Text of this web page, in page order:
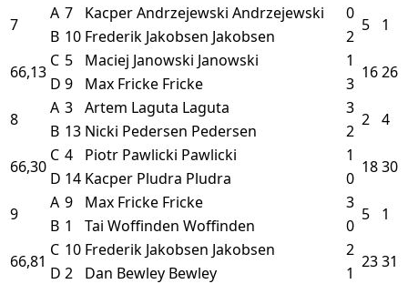
7
A 7 Kacper Andrzejewski Andrzejewski 0
5 1
B 10 Frederik Jakobsen Jakobsen
2
66,13
C 5 Maciej Janowski Janowski 1
1626
D 9 Max Fricke Fricke
3
8
A 3 Artem Laguta Laguta 3
2 4
B 13 Nicki Pedersen Pedersen
2
66,30
C 4 Piotr Pawlicki Pawlicki 1
1830
D 14 Kacper Pludra Pludra
0
9
A 9 Max Fricke Fricke 3
5 1
B 1 Tai Woffinden Woffinden
0
66,81
C 10 Frederik Jakobsen Jakobsen 2
2331
D 2 Dan Bewley Bewley 1